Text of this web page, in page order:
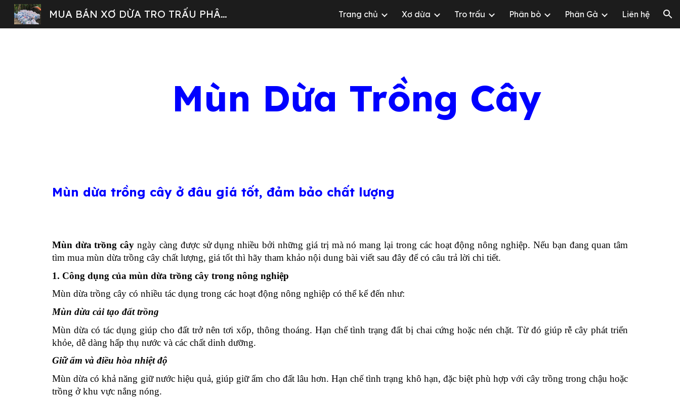
Skip to main content Skip to navigation
MUA BÁN XƠ DỪA TRO TRẤU PHÂN BÒ Trang chủ Xơ dừa Tro trấu Phân bò Phân Gà Liên hệ
Mùn Dừa Trồng Cây
Mùn dừa trồng cây ở đâu giá tốt, đảm bảo chất lượng
Mùn dừa trồng cây ngày càng được sử dụng nhiều bởi những giá trị mà nó mang lại trong các hoạt động nông nghiệp. Nếu bạn đang quan tâm
tìm mua mùn dừa trồng cây chất lượng, giá tốt thì hãy tham khảo nội dung bài viết sau đây để có câu trả lời chi tiết.
1. Công dụng của mùn dừa trồng cây trong nông nghiệp
Mùn dừa trồng cây có nhiều tác dụng trong các hoạt động nông nghiệp có thể kể đến như:
Mùn dừa cải tạo đất trồng
Mùn dừa có tác dụng giúp cho đất trở nên tơi xốp, thông thoáng. Hạn chế tình trạng đất bị chai cứng hoặc nén chặt. Từ đó giúp rễ cây phát triển
khỏe, dễ dàng hấp thụ nước và các chất dinh dưỡng.
Giữ ẩm và điều hòa nhiệt độ
Mùn dừa có khả năng giữ nước hiệu quả, giúp giữ ẩm cho đất lâu hơn. Hạn chế tình trạng khô hạn, đặc biệt phù hợp với cây trồng trong chậu hoặc
trồng ở khu vực nắng nóng.